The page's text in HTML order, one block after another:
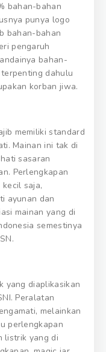
bahan-bahan
punya logo
bahan-bahan
pengaruh
bahan-
dahulu
korban jiwa.
memiliki standard
Mainan ini tak di
sasaran
Perlengkapan
saja,
ayunan dan
mainan yang di
semestinya
yang diaplikasikan
Peralatan
melainkan
perlengkapan
listrik yang di